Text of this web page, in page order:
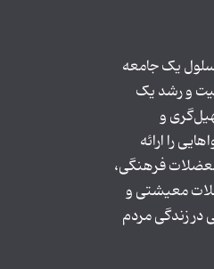
سلول یک جامعه
و رشد یک
و
را ارائه
فرهنگی،
معیشتی و
زندگی مردم